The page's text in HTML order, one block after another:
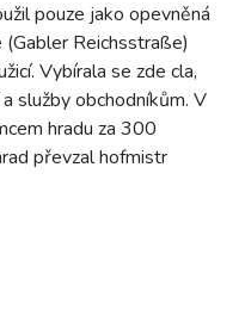
pouze jako opevněná
Reichsstraße)
Vybírala se zde cla,
služby obchodníkům. V
hradu za 300
převzal hofmistr